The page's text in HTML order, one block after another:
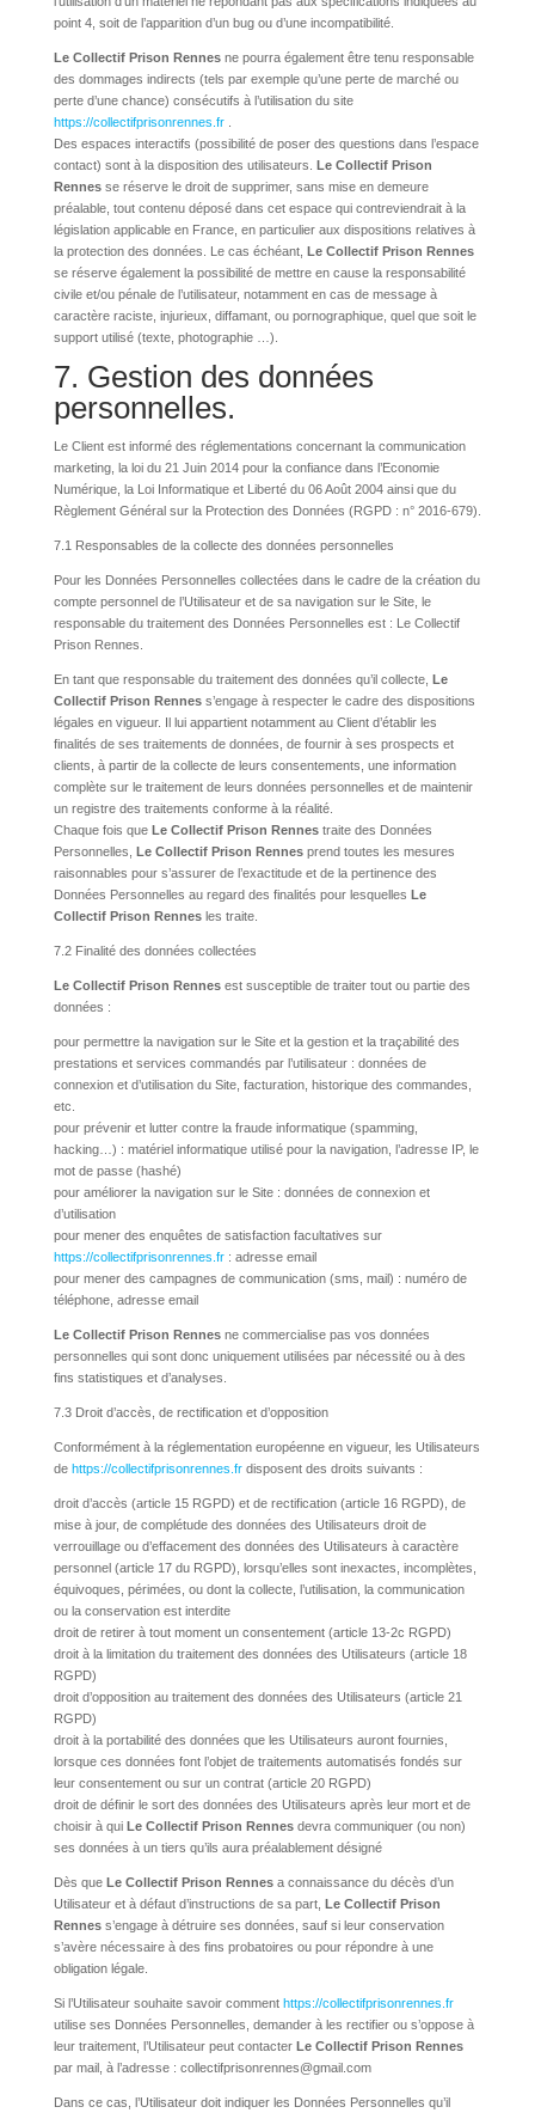
point 4, soit de l’apparition d’un bug ou d’une incompatibilité.
Le Collectif Prison Rennesne pourra également être tenu responsable
des dommages indirects (tels par exemple qu’une perte de marché ou
perte d’une chance) consécutifs à l’utilisation du site
https://collectifprisonrennes.fr.
Des espaces interactifs (possibilité de poser des questions dans l’espace
contact) sont à la disposition des utilisateurs. Le Collectif Prison
Rennesse réserve le droit de supprimer, sans mise en demeure
préalable, tout contenu déposé dans cet espace qui contreviendrait à la
législation applicable en France, en particulier aux dispositions relatives à
la protection des données. Le cas échéant, Le Collectif Prison Rennes
se réserve également la possibilité de mettre en cause la responsabilité
civile et/ou pénale de l’utilisateur, notamment en cas de message à
caractère raciste, injurieux, diffamant, ou pornographique, quel que soit le
support utilisé (texte, photographie …).
7. Gestion des données
personnelles.
Le Client est informé des réglementations concernant la communication
marketing, la loi du 21 Juin 2014 pour la confiance dans l’Economie
Numérique, la Loi Informatique et Liberté du 06 Août 2004 ainsi que du
Règlement Général sur la Protection des Données (RGPD : n° 2016-679).
7.1 Responsables de la collecte des données personnelles
Pour les Données Personnelles collectées dans le cadre de la création du
compte personnel de l’Utilisateur et de sa navigation sur le Site, le
responsable du traitement des Données Personnelles est : Le Collectif
Prison Rennes.
En tant que responsable du traitement des données qu’il collecte, Le
Collectif Prison Renness’engage à respecter le cadre des dispositions
légales en vigueur. Il lui appartient notamment au Client d’établir les
finalités de ses traitements de données, de fournir à ses prospects et
clients, à partir de la collecte de leurs consentements, une information
complète sur le traitement de leurs données personnelles et de maintenir
un registre des traitements conforme à la réalité.
Chaque fois que Le Collectif Prison Rennestraite des Données
Personnelles, Le Collectif Prison Rennesprend toutes les mesures
raisonnables pour s’assurer de l’exactitude et de la pertinence des
Données Personnelles au regard des finalités pour lesquelles Le
Collectif Prison Rennesles traite.
7.2 Finalité des données collectées
Le Collectif Prison Rennesest susceptible de traiter tout ou partie des
données :
pour permettre la navigation sur le Site et la gestion et la traçabilité des
prestations et services commandés par l’utilisateur : données de
connexion et d’utilisation du Site, facturation, historique des commandes,
etc.
pour prévenir et lutter contre la fraude informatique (spamming,
hacking…) : matériel informatique utilisé pour la navigation, l’adresse IP, le
mot de passe (hashé)
pour améliorer la navigation sur le Site : données de connexion et
d’utilisation
pour mener des enquêtes de satisfaction facultatives sur
https://collectifprisonrennes.fr: adresse email
pour mener des campagnes de communication (sms, mail) : numéro de
téléphone, adresse email
Le Collectif Prison Rennesne commercialise pas vos données
personnelles qui sont donc uniquement utilisées par nécessité ou à des
fins statistiques et d’analyses.
7.3 Droit d’accès, de rectification et d’opposition
Conformément à la réglementation européenne en vigueur, les Utilisateurs
de https://collectifprisonrennes.frdisposent des droits suivants :
droit d’accès (article 15 RGPD) et de rectification (article 16 RGPD), de
mise à jour, de complétude des données des Utilisateurs droit de
verrouillage ou d’effacement des données des Utilisateurs à caractère
personnel (article 17 du RGPD), lorsqu’elles sont inexactes, incomplètes,
équivoques, périmées, ou dont la collecte, l’utilisation, la communication
ou la conservation est interdite
droit de retirer à tout moment un consentement (article 13-2c RGPD)
droit à la limitation du traitement des données des Utilisateurs (article 18
RGPD)
droit d’opposition au traitement des données des Utilisateurs (article 21
RGPD)
droit à la portabilité des données que les Utilisateurs auront fournies,
lorsque ces données font l’objet de traitements automatisés fondés sur
leur consentement ou sur un contrat (article 20 RGPD)
droit de définir le sort des données des Utilisateurs après leur mort et de
choisir à qui Le Collectif Prison Rennesdevra communiquer (ou non)
ses données à un tiers qu’ils aura préalablement désigné
Dès que Le Collectif Prison Rennesa connaissance du décès d’un
Utilisateur et à défaut d’instructions de sa part, Le Collectif Prison
Renness’engage à détruire ses données, sauf si leur conservation
s’avère nécessaire à des fins probatoires ou pour répondre à une
obligation légale.
Si l’Utilisateur souhaite savoir comment https://collectifprisonrennes.fr
utilise ses Données Personnelles, demander à les rectifier ou s’oppose à
leur traitement, l’Utilisateur peut contacter Le Collectif Prison Rennes
par mail, à l’adresse : collectifprisonrennes@gmail.com
Dans ce cas, l’Utilisateur doit indiquer les Données Personnelles qu’il